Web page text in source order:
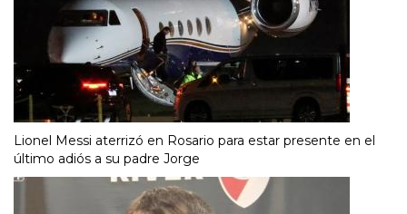
Lionel Messi aterrizó en Rosario para estar presente en el
último adiós a su padre Jorge